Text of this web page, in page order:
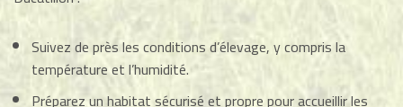
Suivez de près les conditions d’élevage, y compris la
température et l’humidité.
Préparez un habitat sécurisé et propre pour accueillir les